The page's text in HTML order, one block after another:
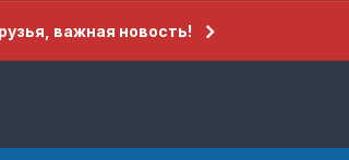
важная новость!